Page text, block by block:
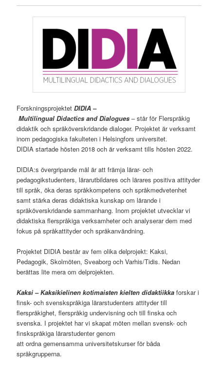
ForskningsprojektetDIDIA –
Multilingual Didactics and Dialogues – står för Flerspråkig
didaktik och språköverskridande dialoger. Projektet är verksamt
inom pedagogiska fakulteten i Helsingfors universitet.
DIDIA startade hösten 2018 och är verksamt tills hösten 2022.
DIDIA:s övergripande mål är att främja lärar- och
pedagogikstudenters, lärarutbildares och lärares positiva attityder
till språk, öka deras språkkompetens och språkmedvetenhet
samt stärka deras didaktiska kunskap om lärande i
språköverskridande sammanhang. Inom projektet utvecklar vi
didaktiska flerspråkiga verksamheter och analyserar dem med
fokus på språkattityder och språkanvändning.
Projektet DIDIA består av fem olika delprojekt: Kaksi,
Pedagogik, Skolmöten, Sveaborg och Varhis/Tidis. Nedan
berättas lite mera om delprojekten.
Kaksi – Kaksikielinen kotimaisten kielten didaktiikka forskar i
finsk- och svenskspråkiga lärarstudenters attityder till
flerspråkighet, flerspråkig undervisning och till finska och
svenska. I projektet har vi skapat möten mellan svensk- och
finskspråkiga lärarstudenter genom
att ordna gemensamma universitetskurser för båda
språkgrupperna.